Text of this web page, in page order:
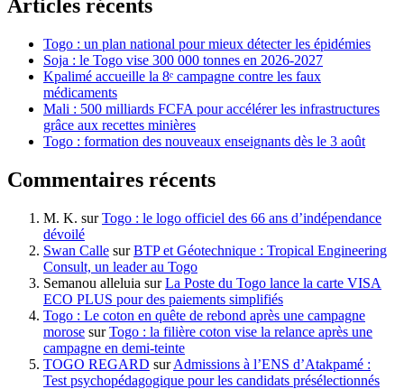
Articles récents
Togo : un plan national pour mieux détecter les épidémies
Soja : le Togo vise 300 000 tonnes en 2026-2027
Kpalimé accueille la 8ᵉ campagne contre les faux
médicaments
Mali : 500 milliards FCFA pour accélérer les infrastructures
grâce aux recettes minières
Togo : formation des nouveaux enseignants dès le 3 août
Commentaires récents
M. K. surTogo : le logo officiel des 66 ans d’indépendance
dévoilé
Swan Calle surBTP et Géotechnique : Tropical Engineering
Consult, un leader au Togo
Semanou alleluia surLa Poste du Togo lance la carte VISA
ECO PLUS pour des paiements simplifiés
Togo : Le coton en quête de rebond après une campagne
morose surTogo : la filière coton vise la relance après une
campagne en demi-teinte
TOGO REGARD surAdmissions à l’ENS d’Atakpamé :
Test psychopédagogique pour les candidats présélectionnés